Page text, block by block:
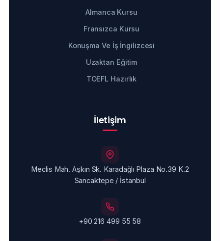
Almanca Kursu
Fransızca Kursu
Konuşma Ve İş İngilizcesi
Uzaktan Eğitim
TOEFL Hazırlık
İletişim
Meclis Mah. Aşkın Sk. Karadağlı Plaza No.39 K.2
Sancaktepe / İstanbul
+90 216 499 55 58